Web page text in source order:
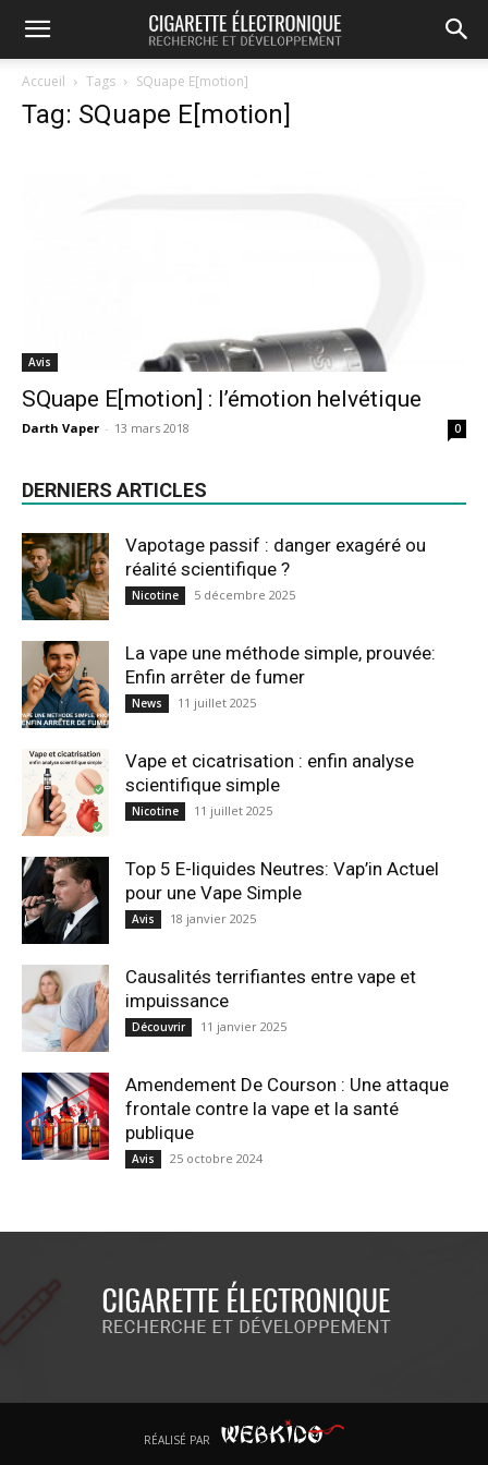
Accueil Tags SQuape E[motion]
Tag: SQuape E[motion]
Avis
SQuape E[motion] : l’émotion helvétique
Darth Vaper - 13 mars 2018 0
DERNIERS ARTICLES
Vapotage passif : danger exagéré ou
réalité scientifique ?
Nicotine 5 décembre 2025
La vape une méthode simple, prouvée:
Enfin arrêter de fumer
News 11 juillet 2025
Vape et cicatrisation : enfin analyse
scientifique simple
Nicotine 11 juillet 2025
Top 5 E-liquides Neutres: Vap’in Actuel
pour une Vape Simple
Avis 18 janvier 2025
Causalités terrifiantes entre vape et
impuissance
Découvrir 11 janvier 2025
Amendement De Courson : Une attaque
frontale contre la vape et la santé
publique
Avis 25 octobre 2024
RÉALISÉ PAR